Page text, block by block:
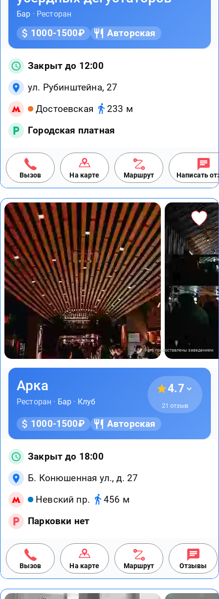
Бар · Ресторан
1000-1500₽ Авторская
Закрыт до 12:00
ул. Рубинштейна, 27
Достоевская
233 м
Городская платная
Вызов На карте Маршрут Написать
Фото предоставлены заведением
Арка
Ресторан · Бар · Клуб
4.7
21 отзыв
1000-1500₽ Авторская
Закрыт до 18:00
Б. Конюшенная ул., д. 27
Невский пр.
456 м
Парковки нет
Вызов На карте Маршрут Отзывы